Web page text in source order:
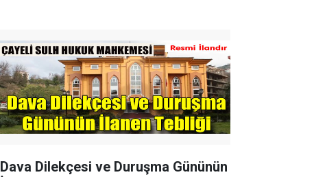
Dava Dilekçesi ve Duruşma Gününün